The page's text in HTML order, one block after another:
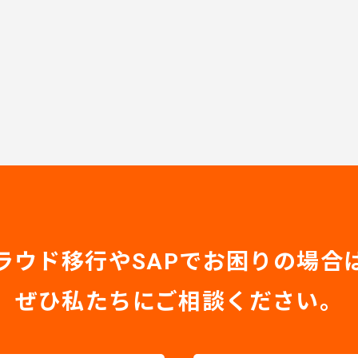
ウド移行やSAPでお困りの場合
ぜひ私たちにご相談ください。